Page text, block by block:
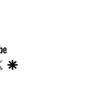
youtube-
footer
twitter